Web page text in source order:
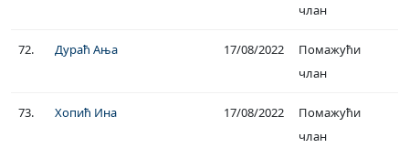
члан
72. Дураћ Ања 17/08/2022
Помажући
члан
73. Хопић Ина 17/08/2022
Помажући
члан